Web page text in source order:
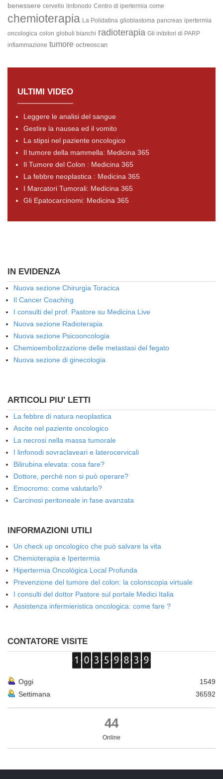
benessere cervello linfonodo Centro di ipertermia come
chemioterapia La Polidatina glioblastoma pancreas ipertermia
oncologica colon globuli bianchi radioterapia Gli inibitori di PARP
infiammazione tumore octreoscan
ULTIMI VIDEO
Leggere le analisi del sangue
Gestire la nausea ed il vomito
La stipsi nel paziente oncologico
Il tumore della mammella: Medicina 365
Il Tumore del Colon : Medicina 365
La febbre neoplastica : Medicina 365
I Marcatori Tumorali: Medicina 365
Gli Epatocarcinomi: Medicina 365
IN EVIDENZA
Nuova sezione Chirurgia Toracica
Il Cancer Coaching
I consulti del prof. Pastore su Medicina Live
Nuova sezione Radioterapia
Nuova sezione Psicooncologia
Chemioembolizzazione delle metastasi del fegato
Nuova sezione di ginecologia
ARTICOLI PIU' LETTI
La febbre di natura neoplastica
Ascite nel paziente oncologico
La necrosi nella massa tumorale
I linfonodi sovraclaveari e laterocervicali
Bilirubina elevata: cosa fare?
Dottore, perché non si può operare?
Emocromo: come valutarlo?
Carcinosi peritoneale in fase avanzata
INFORMAZIONI UTILI
Un check up oncologico che può salvare la vita
Chemioterapia e Ipertermia
Hipertermia Oncológica Local Profunda
Prevenzione del tumore del colon: la colonscopia virtuale
I consulti del dottor Pastore sul portale Medici Italia
Assistenza infermieristica oncologica: come fare ?
CONTATORE VISITE
Oggi
1549
Settimana
36592
44
Online